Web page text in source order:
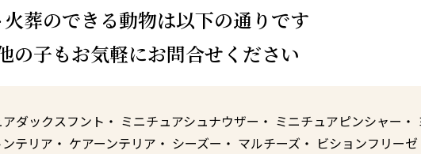
葬のできる動物は以下の通りです
の子もお気軽にお問合せください
ダックスフント・ ミニチュアシュナウザー・ ミニチュアピンシャー・
テリア・ ケアーンテリア・ シーズー・ マルチーズ・ ビションフリーゼ